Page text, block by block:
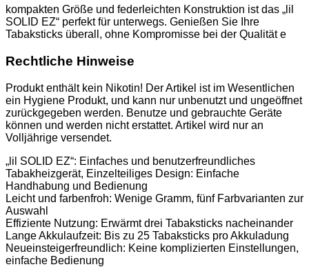
kompakten Größe und federleichten Konstruktion ist das „lil
SOLID EZ“ perfekt für unterwegs. Genießen Sie Ihre
Tabaksticks überall, ohne Kompromisse bei der Qualität e
Rechtliche Hinweise
Produkt enthält kein Nikotin! Der Artikel ist im Wesentlichen
ein Hygiene Produkt, und kann nur unbenutzt und ungeöffnet
zurückgegeben werden. Benutze und gebrauchte Geräte
können und werden nicht erstattet. Artikel wird nur an
Volljährige versendet.
„lil SOLID EZ“: Einfaches und benutzerfreundliches
Tabakheizgerät, Einzelteiliges Design: Einfache
Handhabung und Bedienung
Leicht und farbenfroh: Wenige Gramm, fünf Farbvarianten zur
Auswahl
Effiziente Nutzung: Erwärmt drei Tabaksticks nacheinander
Lange Akkulaufzeit: Bis zu 25 Tabaksticks pro Akkuladung
Neueinsteigerfreundlich: Keine komplizierten Einstellungen,
einfache Bedienung